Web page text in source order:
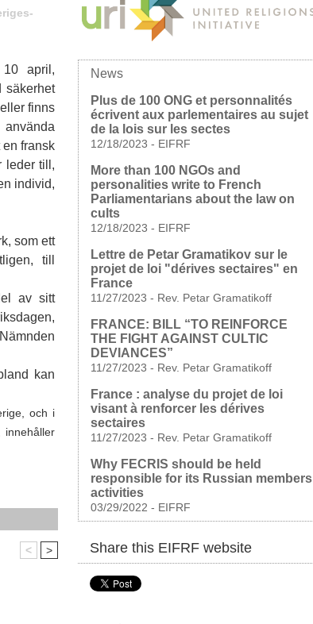
april,
säkerhet
finns
en fransk
leder till,
individ,
som ett
till
av sitt
kan
och i
innehåller
< >
News
Plus de 100 ONG et personnalités
écrivent aux parlementaires au sujet
de la lois sur les sectes
12/18/2023 - EIFRF
More than 100 NGOs and
personalities write to French
Parliamentarians about the law on
cults
12/18/2023 - EIFRF
Lettre de Petar Gramatikov sur le
projet de loi "dérives sectaires" en
France
11/27/2023 - Rev. Petar Gramatikoff
FRANCE: BILL “TO REINFORCE
THE FIGHT AGAINST CULTIC
DEVIANCES”
11/27/2023 - Rev. Petar Gramatikoff
France : analyse du projet de loi
visant à renforcer les dérives
sectaires
11/27/2023 - Rev. Petar Gramatikoff
Why FECRIS should be held
responsible for its Russian members
activities
03/29/2022 - EIFRF
Share this EIFRF website